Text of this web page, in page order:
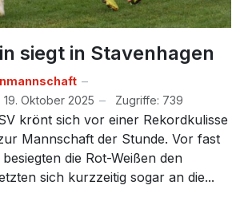
siegt in Stavenhagen
Oktober 2025
Zugriffe: 739
krönt sich vor einer Rekordkulisse
Mannschaft der Stunde. Vor fast
die Rot-Weißen den
sich kurzzeitig sogar an die...